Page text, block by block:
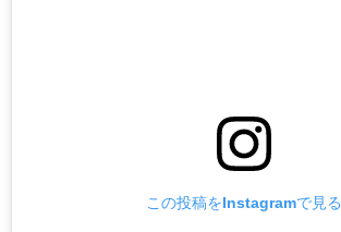
この投稿をInstagramで見る